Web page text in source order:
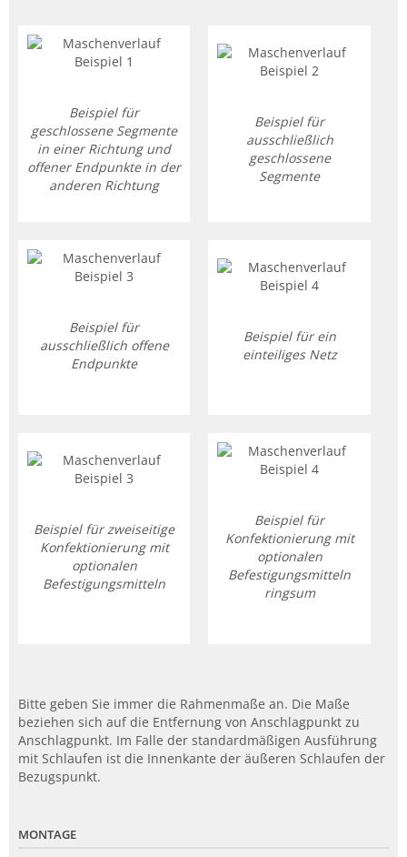
Beispiel für
geschlossene Segmente
in einer Richtung und
offener Endpunkte in der
anderen Richtung
Beispiel für
ausschließlich
geschlossene
Segmente
Beispiel für
ausschließlich offene
Endpunkte
Beispiel für ein
einteiliges Netz
Beispiel für zweiseitige
Konfektionierung mit
optionalen
Befestigungsmitteln
Beispiel für
Konfektionierung mit
optionalen
Befestigungsmitteln
ringsum
Bitte geben Sie immer die Rahmenmaße an. Die Maße
beziehen sich auf die Entfernung von Anschlagpunkt zu
Anschlagpunkt. Im Falle der standardmäßigen Ausführung
mit Schlaufen ist die Innenkante der äußeren Schlaufen der
Bezugspunkt.
MONTAGE